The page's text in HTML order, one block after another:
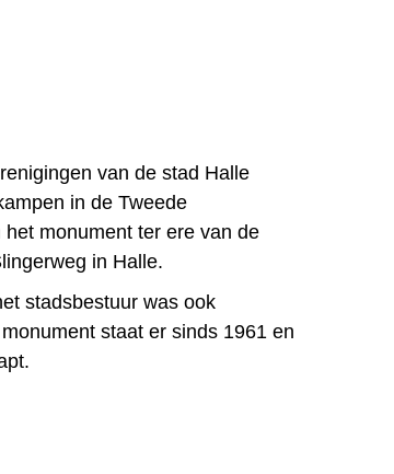
van de stad Halle
in de Tweede
monument ter ere van de
in Halle.
stadsbestuur was ook
staat er sinds 1961 en